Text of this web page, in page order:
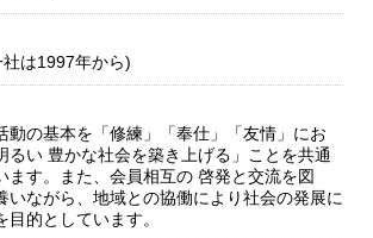
は1997年から)
動の基本を「修練」「奉仕」「友情」にお
るい 豊かな社会を築き上げる」ことを共通
ます。また、会員相互の 啓発と交流を図
いながら、地域との協働により社会の発展に
的としています。